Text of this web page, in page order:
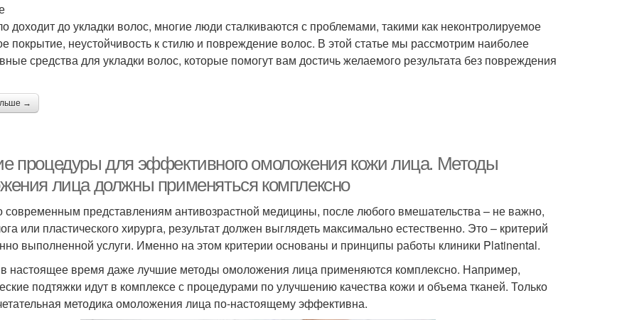
доходит до укладки волос, многие люди сталкиваются с проблемами, такими как неконтролируемое
покрытие, неустойчивость к стилю и повреждение волос. В этой статье мы рассмотрим наиболее
средства для укладки волос, которые помогут вам достичь желаемого результата без повреждения
→
процедуры для эффективного омоложения кожи лица. Методы
лица должны применяться комплексно
современным представлениям антивозрастной медицины, после любого вмешательства – не важно,
или пластического хирурга, результат должен выглядеть максимально естественно. Это – критерий
выполненной услуги. Именно на этом критерии основаны и принципы работы клиники Platinental.
настоящее время даже лучшие методы омоложения лица применяются комплексно. Например,
подтяжки идут в комплексе с процедурами по улучшению качества кожи и объема тканей. Только
методика омоложения лица по-настоящему эффективна.